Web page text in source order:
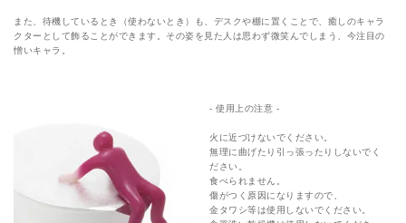
また、待機しているとき（使わないとき）も、デスクや棚に置くことで、癒しのキャラ
クターとして飾ることができます。その姿を見た人は思わず微笑んでしまう、今注目の
憎いキャラ。
- 使用上の注意 -
火に近づけないでください。
無理に曲げたり引っ張ったりしないでく
ださい。
食べられません。
傷がつく原因になりますので、
金タワシ等は使用しないでください。